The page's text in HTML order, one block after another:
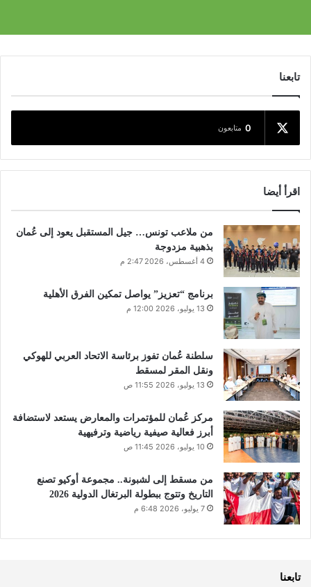
تابعنا
0 متابعون
اقرأ أيضا
من ملاعب تونس… جيل المستقبل يعود إلى عُمان
بذهبية مزدوجة
4 أغسطس، 2026 2:47 م
برنامج “تعزيز” يواصل تمكين الفرق الأهلية
13 يوليو، 2026 12:00 م
سلطنة عُمان تفوز برئاسة الاتحاد العربي للهوكي
ونقل المقر لمسقط
13 يوليو، 2026 11:55 ص
مركز عُمان للمؤتمرات والمعارض يستعد لاستضافة
أبرز فعالية صيفية رياضية وترفيهية
10 يوليو، 2026 11:45 ص
من مسقط إلى لشبونة.. مجموعة أوكيو تصنع
التاريخ وتتوج ببطولة البرتغال الدولية 2026
7 يوليو، 2026 6:48 م
تابعنا